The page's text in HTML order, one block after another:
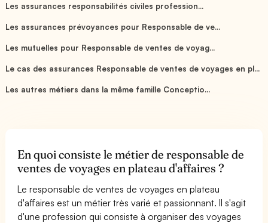
Les assurances responsabilités civiles profession...
Les assurances prévoyances pour Responsable de ve...
Les mutuelles pour Responsable de ventes de voyag...
Le cas des assurances Responsable de ventes de voyages en pl...
Les autres métiers dans la même famille Conceptio...
En quoi consiste le métier de responsable de
ventes de voyages en plateau d'affaires ?
Le responsable de ventes de voyages en plateau
d'affaires est un métier très varié et passionnant. Il s'agit
d'une profession qui consiste à organiser des voyages